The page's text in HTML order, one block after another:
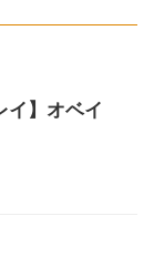
イ】オベイ